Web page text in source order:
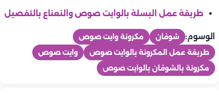
طريقة عمل البسلة بالوايت صوص والنعناع بالتفصيل
الوسوم: شوفان
مكرونة وايت صوص
طريقة عمل المكرونة بالوايت صوص
وايت صوص
مكرونة بالشوفان بالوايت صوص